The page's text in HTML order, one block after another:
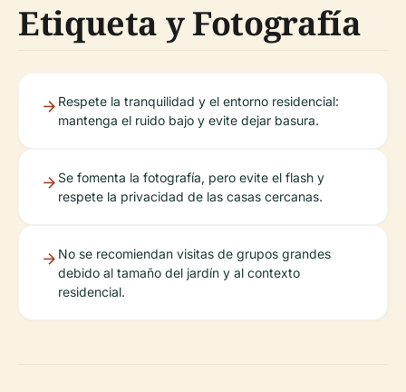
Etiqueta y Fotografía
Respete la tranquilidad y el entorno residencial:
mantenga el ruido bajo y evite dejar basura.
Se fomenta la fotografía, pero evite el flash y
respete la privacidad de las casas cercanas.
No se recomiendan visitas de grupos grandes
debido al tamaño del jardín y al contexto
residencial.